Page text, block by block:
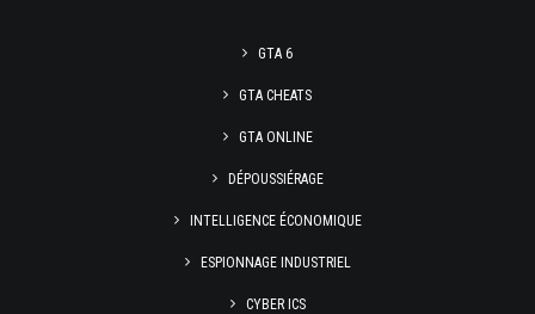
GTA 6
GTA CHEATS
GTA ONLINE
DÉPOUSSIÉRAGE
INTELLIGENCE ÉCONOMIQUE
ESPIONNAGE INDUSTRIEL
CYBER ICS